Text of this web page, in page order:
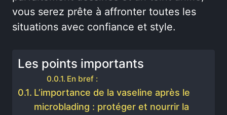
vous serez prête à affronter toutes les
situations avec confiance et style.
Les points importants
En bref :
L’importance de la vaseline après le
microblading : protéger et nourrir la